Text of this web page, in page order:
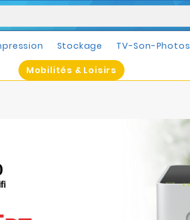
Stockage TV-Son-Photos
Mobilités & Loisirs